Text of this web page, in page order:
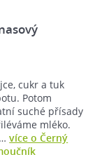
cukr a tuk
Potom
suché přísady
mléko.
více o Černý